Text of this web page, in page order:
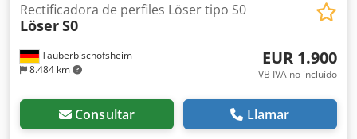
Tauberbischofsheim
8.484 km
Rectificadora de perfiles Löser tipo S0
LöserS0
EUR 1.900
VB IVA no incluído
Consultar Llamar